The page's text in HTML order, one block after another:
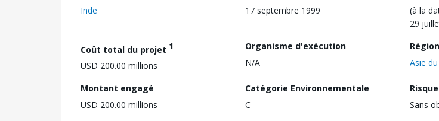
Inde
17 septembre 1999
(à la
29
Coût total du projet 1
USD 200.00 millions
Organisme d'exécution
N/A
Région
Asie
Montant engagé
USD 200.00 millions
Catégorie Environnementale
C
Sans